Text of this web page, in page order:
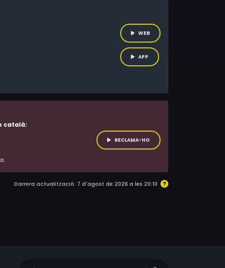
WEB
APP
català:
RECLAMA-HO
Darrera actualització: 7 d'agost de 2026 a les 20:10